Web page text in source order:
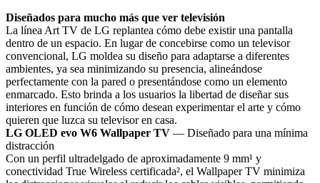
Diseñados para mucho más que ver televisión
La línea Art TV de LG replantea cómo debe existir una pantalla
dentro de un espacio. En lugar de concebirse como un televisor
convencional, LG moldea su diseño para adaptarse a diferentes
ambientes, ya sea minimizando su presencia, alineándose
perfectamente con la pared o presentándose como un elemento
enmarcado. Esto brinda a los usuarios la libertad de diseñar sus
interiores en función de cómo desean experimentar el arte y cómo
quieren que luzca su televisor en casa.
LG OLED evo W6 Wallpaper TV — Diseñado para una mínima
distracción
Con un perfil ultradelgado de aproximadamente 9 mm¹ y
conectividad True Wireless certificada², el Wallpaper TV minimiza